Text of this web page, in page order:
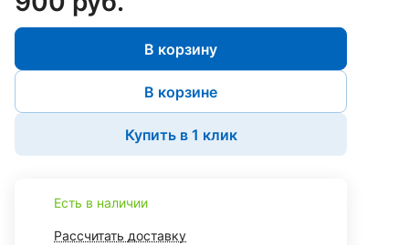
В корзину
В корзине
Купить в 1 клик
Есть в наличии
Рассчитать доставку